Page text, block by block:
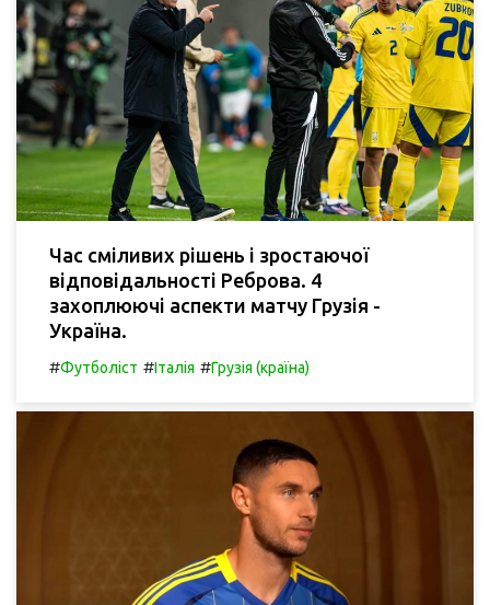
Час сміливих рішень і зростаючої
відповідальності Реброва. 4
захоплюючі аспекти матчу Грузія -
Україна.
#Футболіст #Італія #Грузія (країна)